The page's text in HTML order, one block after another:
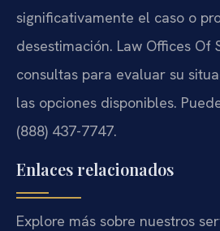
significativamente el caso o
desestimación. Law Offices Of
consultas para evaluar su
las opciones disponibles.
(888) 437-7747.
Enlaces relacionados
Explore más sobre nuestros